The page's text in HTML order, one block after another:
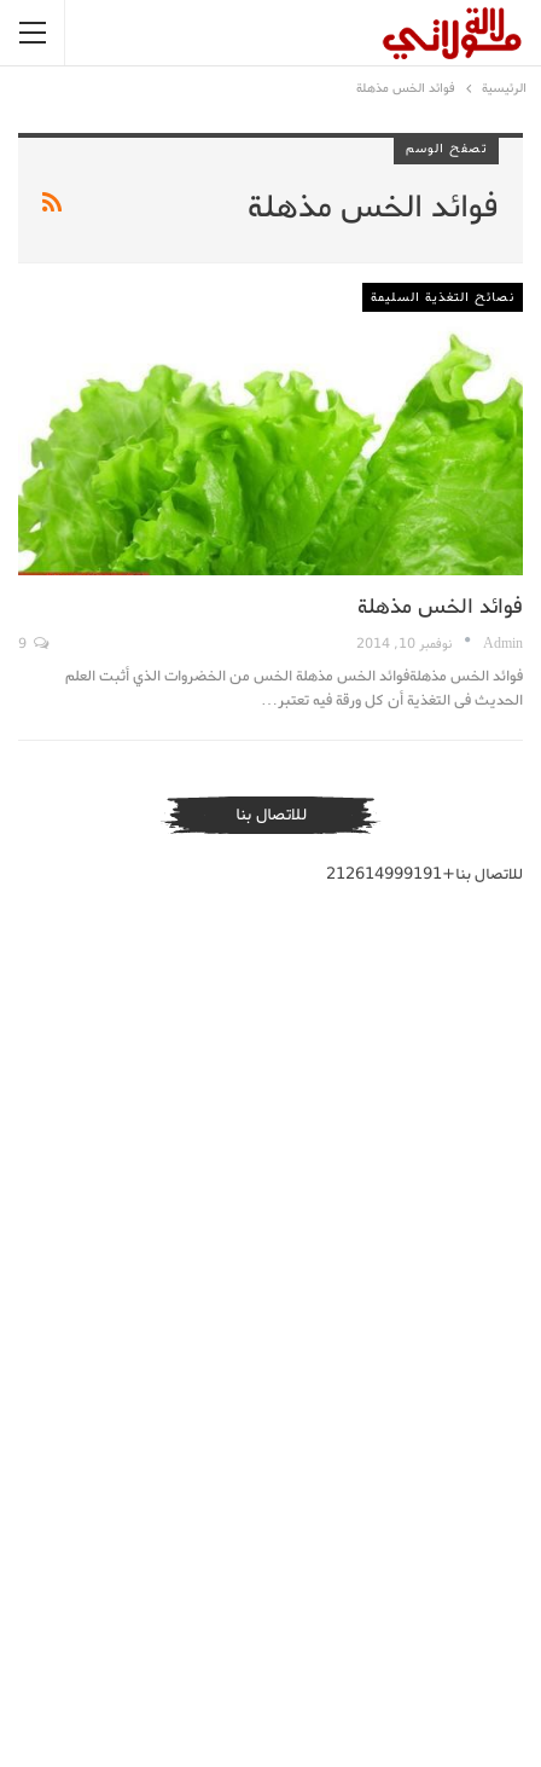
الرئيسية فوائد الخس مذهلة
تصفح الوسم
فوائد الخس مذهلة
نصائح التغذية السليمة
فوائد الخس مذهلة
Admin نوفمبر 10, 2014
فوائد الخس مذهلةفوائد الخس مذهلة الخس من الخضروات الذي أثبت العلم
الحديث فى التغذية أن كل ورقة فيه تعتبر…
للاتصال بنا
للاتصال بنا+212614999191